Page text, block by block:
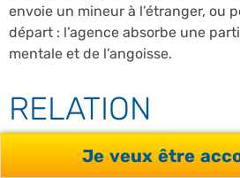
envoie un mineur à l’étranger, ou
départ : l’agence absorbe une
mentale et de l’angoisse.
RELATION
L’agence entretient des relations
Je veux être